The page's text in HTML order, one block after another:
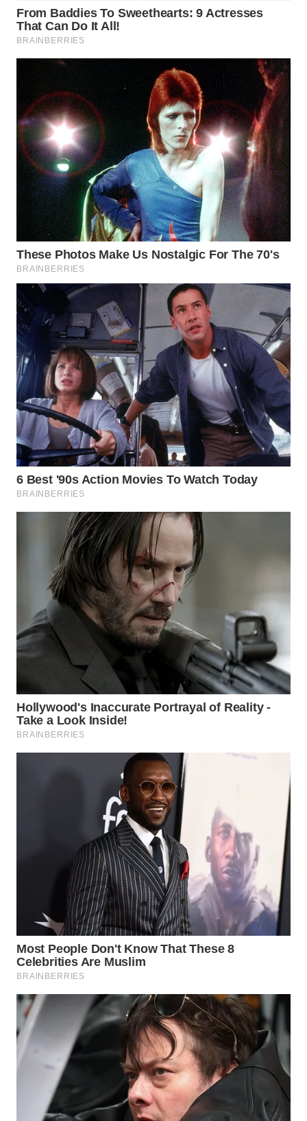
TENGAH
WN DELI
SERDANG
WN
TEBING
TINGGI
WN
PAKPAK
WN
KARAWANG
WN
WN
BOGOR
WN
DEPOK
WN
TAPANULI
UTARA
WN
SAMOSIR
WN
SUMEDANG
WN
KEPULAUAN
SERIBU
WN
INDRAMAYU
WN
KUNINGAN
MAJALENGKA
WN
SUBANG